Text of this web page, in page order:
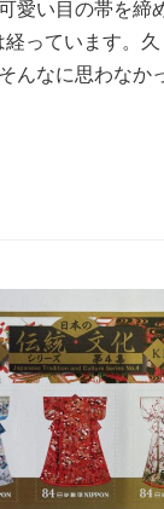
愛い目の帯を締
っています。
んなに思わなか